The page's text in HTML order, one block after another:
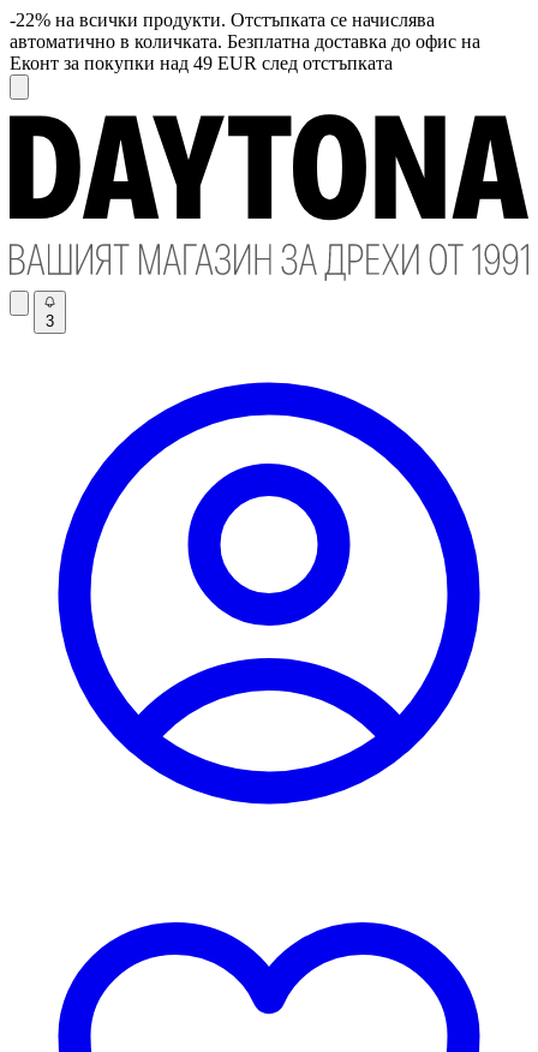
-22% на всички продукти. Отстъпката се начислява
автоматично в количката. Безплатна доставка до офис на
Еконт за покупки над 49 EUR след отстъпката
3